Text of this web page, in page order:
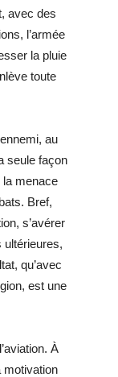
avec des
l’armée
la pluie
toute
au
seule façon
la menace
Bref,
s’avérer
ultérieures,
qu’avec
est une
À
motivation